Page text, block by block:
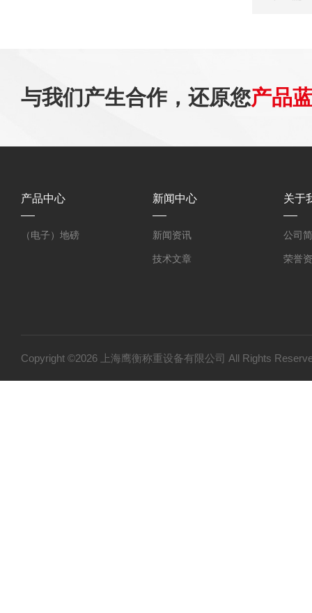
与我们产生合作，还原您产品
产品中心
（电子）地磅
新闻中心
新闻资讯
技术文章
关于
公司
荣誉
Copyright ©2026 上海鹰衡称重设备有限公司 All Rights